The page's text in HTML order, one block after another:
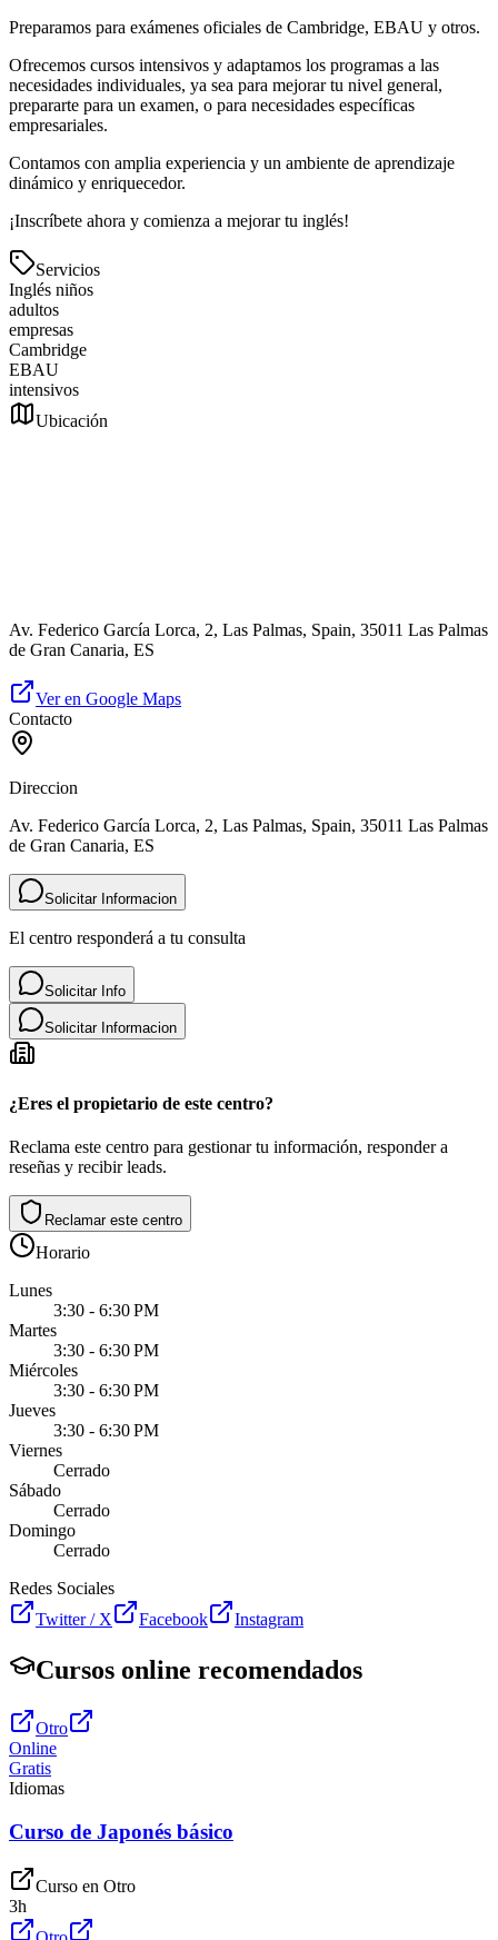
Preparamos para exámenes oficiales de Cambridge, EBAU y otros.
Ofrecemos cursos intensivos y adaptamos los programas a las
necesidades individuales, ya sea para mejorar tu nivel general,
prepararte para un examen, o para necesidades específicas
empresariales.
Contamos con amplia experiencia y un ambiente de aprendizaje
dinámico y enriquecedor.
¡Inscríbete ahora y comienza a mejorar tu inglés!
Servicios
Inglés niños
adultos
empresas
Cambridge
EBAU
intensivos
Ubicación
Av. Federico García Lorca, 2, Las Palmas, Spain, 35011 Las Palmas
de Gran Canaria, ES
Ver en Google Maps
Contacto
Direccion
Av. Federico García Lorca, 2, Las Palmas, Spain, 35011 Las Palmas
de Gran Canaria, ES
Solicitar Informacion
El centro responderá a tu consulta
Solicitar Info
Solicitar Informacion
¿Eres el propietario de este centro?
Reclama este centro para gestionar tu información, responder a
reseñas y recibir leads.
Reclamar este centro
Horario
Lunes
3:30 - 6:30 PM
Martes
3:30 - 6:30 PM
Miércoles
3:30 - 6:30 PM
Jueves
3:30 - 6:30 PM
Viernes
Cerrado
Sábado
Cerrado
Domingo
Cerrado
Redes Sociales
Twitter / X
Facebook Instagram
Cursos online recomendados
Otro
Online
Gratis
Idiomas
Curso de Japonés básico
Curso en Otro
3h